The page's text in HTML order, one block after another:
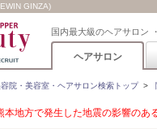
GINZA)
国内最大級のヘアサロン
ヘアサロン
院・美容室・ヘアサロン検索トップ>
本地方で発生した地震の影響の